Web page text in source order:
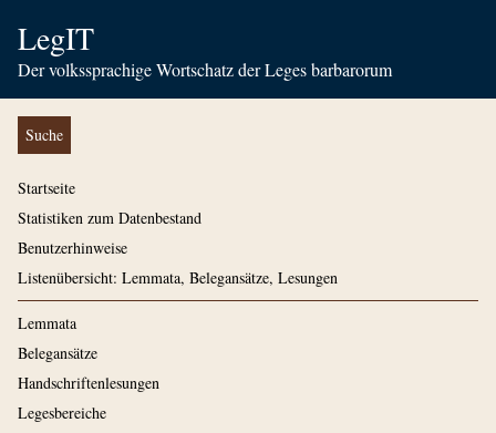
LegIT
Der volkssprachige Wortschatz der Leges barbarorum
Suche
Startseite
Statistiken zum Datenbestand
Benutzerhinweise
Listenübersicht: Lemmata, Belegansätze, Lesungen
Lemmata
Belegansätze
Handschriftenlesungen
Legesbereiche